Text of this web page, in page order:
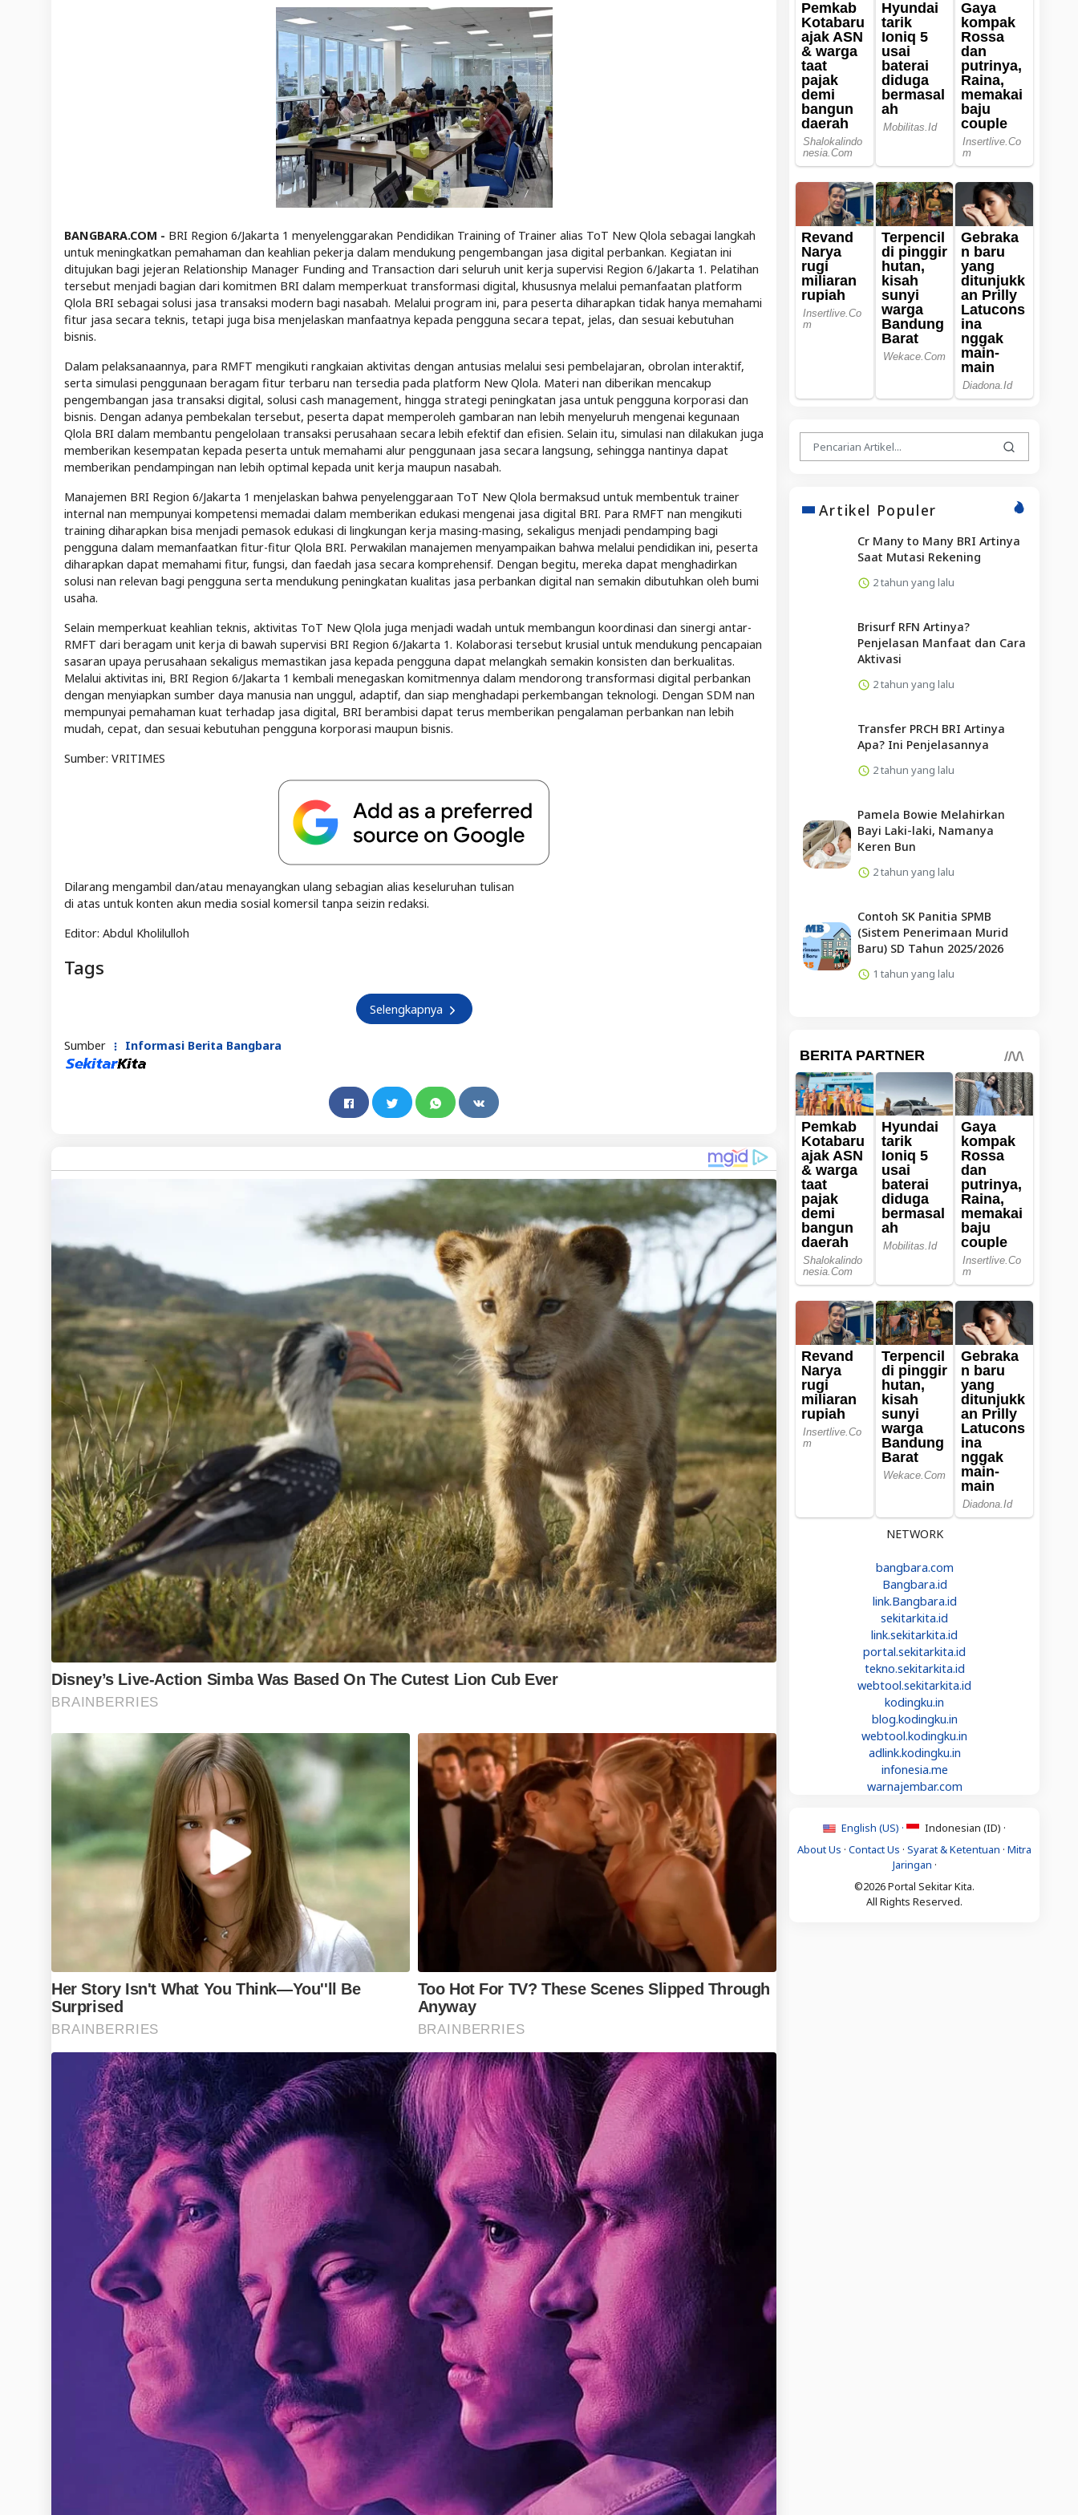
BANGBARA.COM - BRI Region 6/Jakarta 1 menyelenggarakan Pendidikan Training of Trainer alias ToT New Qlola sebagai langkah
untuk meningkatkan pemahaman dan keahlian pekerja dalam mendukung pengembangan jasa digital perbankan. Kegiatan ini
ditujukan bagi jejeran Relationship Manager Funding and Transaction dari seluruh unit kerja supervisi Region 6/Jakarta 1. Pelatihan
tersebut menjadi bagian dari komitmen BRI dalam memperkuat transformasi digital, khususnya melalui pemanfaatan platform
Qlola BRI sebagai solusi jasa transaksi modern bagi nasabah. Melalui program ini, para peserta diharapkan tidak hanya memahami
fitur jasa secara teknis, tetapi juga bisa menjelaskan manfaatnya kepada pengguna secara tepat, jelas, dan sesuai kebutuhan
bisnis.
Dalam pelaksanaannya, para RMFT mengikuti rangkaian aktivitas dengan antusias melalui sesi pembelajaran, obrolan interaktif,
serta simulasi penggunaan beragam fitur terbaru nan tersedia pada platform New Qlola. Materi nan diberikan mencakup
pengembangan jasa transaksi digital, solusi cash management, hingga strategi peningkatan jasa untuk pengguna korporasi dan
bisnis. Dengan adanya pembekalan tersebut, peserta dapat memperoleh gambaran nan lebih menyeluruh mengenai kegunaan
Qlola BRI dalam membantu pengelolaan transaksi perusahaan secara lebih efektif dan efisien. Selain itu, simulasi nan dilakukan juga
memberikan kesempatan kepada peserta untuk memahami alur penggunaan jasa secara langsung, sehingga nantinya dapat
memberikan pendampingan nan lebih optimal kepada unit kerja maupun nasabah.
Manajemen BRI Region 6/Jakarta 1 menjelaskan bahwa penyelenggaraan ToT New Qlola bermaksud untuk membentuk trainer
internal nan mempunyai kompetensi memadai dalam memberikan edukasi mengenai jasa digital BRI. Para RMFT nan mengikuti
training diharapkan bisa menjadi pemasok edukasi di lingkungan kerja masing-masing, sekaligus menjadi pendamping bagi
pengguna dalam memanfaatkan fitur-fitur Qlola BRI. Perwakilan manajemen menyampaikan bahwa melalui pendidikan ini, peserta
diharapkan dapat memahami fitur, fungsi, dan faedah jasa secara komprehensif. Dengan begitu, mereka dapat menghadirkan
solusi nan relevan bagi pengguna serta mendukung peningkatan kualitas jasa perbankan digital nan semakin dibutuhkan oleh bumi
usaha.
Selain memperkuat keahlian teknis, aktivitas ToT New Qlola juga menjadi wadah untuk membangun koordinasi dan sinergi antar-
RMFT dari beragam unit kerja di bawah supervisi BRI Region 6/Jakarta 1. Kolaborasi tersebut krusial untuk mendukung pencapaian
sasaran upaya perusahaan sekaligus memastikan jasa kepada pengguna dapat melangkah semakin konsisten dan berkualitas.
Melalui aktivitas ini, BRI Region 6/Jakarta 1 kembali menegaskan komitmennya dalam mendorong transformasi digital perbankan
dengan menyiapkan sumber daya manusia nan unggul, adaptif, dan siap menghadapi perkembangan teknologi. Dengan SDM nan
mempunyai pemahaman kuat terhadap jasa digital, BRI berambisi dapat terus memberikan pengalaman perbankan nan lebih
mudah, cepat, dan sesuai kebutuhan pengguna korporasi maupun bisnis.
Sumber: VRITIMES
Dilarang mengambil dan/atau menayangkan ulang sebagian alias keseluruhan tulisan
di atas untuk konten akun media sosial komersil tanpa seizin redaksi.
Editor: Abdul Kholilulloh
Tags
Selengkapnya
Sumber Informasi Berita Bangbara
Artikel Populer
Cr Many to Many BRI Artinya
Saat Mutasi Rekening
2 tahun yang lalu
Brisurf RFN Artinya?
Penjelasan Manfaat dan Cara
Aktivasi
2 tahun yang lalu
Transfer PRCH BRI Artinya
Apa? Ini Penjelasannya
2 tahun yang lalu
Pamela Bowie Melahirkan
Bayi Laki-laki, Namanya
Keren Bun
2 tahun yang lalu
Contoh SK Panitia SPMB
(Sistem Penerimaan Murid
Baru) SD Tahun 2025/2026
1 tahun yang lalu
NETWORK
bangbara.com
Bangbara.id
link.Bangbara.id
sekitarkita.id
link.sekitarkita.id
portal.sekitarkita.id
tekno.sekitarkita.id
webtool.sekitarkita.id
kodingku.in
blog.kodingku.in
webtool.kodingku.in
adlink.kodingku.in
infonesia.me
warnajembar.com
English (US) ·
Indonesian (ID) ·
About Us · Contact Us · Syarat & Ketentuan · Mitra
Jaringan ·
©2026 Portal Sekitar Kita.
All Rights Reserved.